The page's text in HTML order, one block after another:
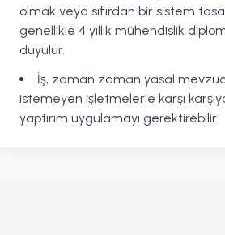
olmak veya sıfırdan bir sistem
genellikle 4 yıllık mühendislik
duyulur.
İş, zaman zaman yasal
istemeyen işletmelerle karşı
yaptırım uygulamayı gerektirebilir.